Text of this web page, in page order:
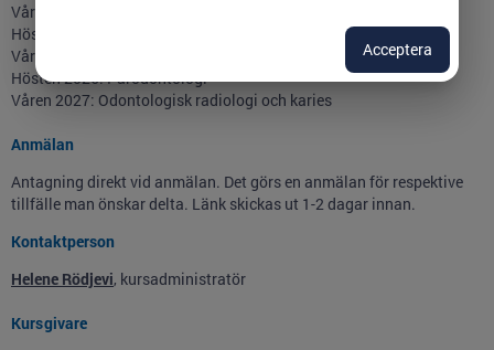
Våren 2025: Ortodonti och Pedodonti
Hösten 2025: Endodonti och Bettfysiologi
Våren 2026: Orofacial medicin
Hösten 2026: Parodontologi
Våren 2027: Odontologisk radiologi och karies
Anmälan
Antagning direkt vid anmälan. Det görs en anmälan för respektive
tillfälle man önskar delta. Länk skickas ut 1-2 dagar innan.
Kontaktperson
Helene Rödjevi, kursadministratör
Kursgivare
Acceptera